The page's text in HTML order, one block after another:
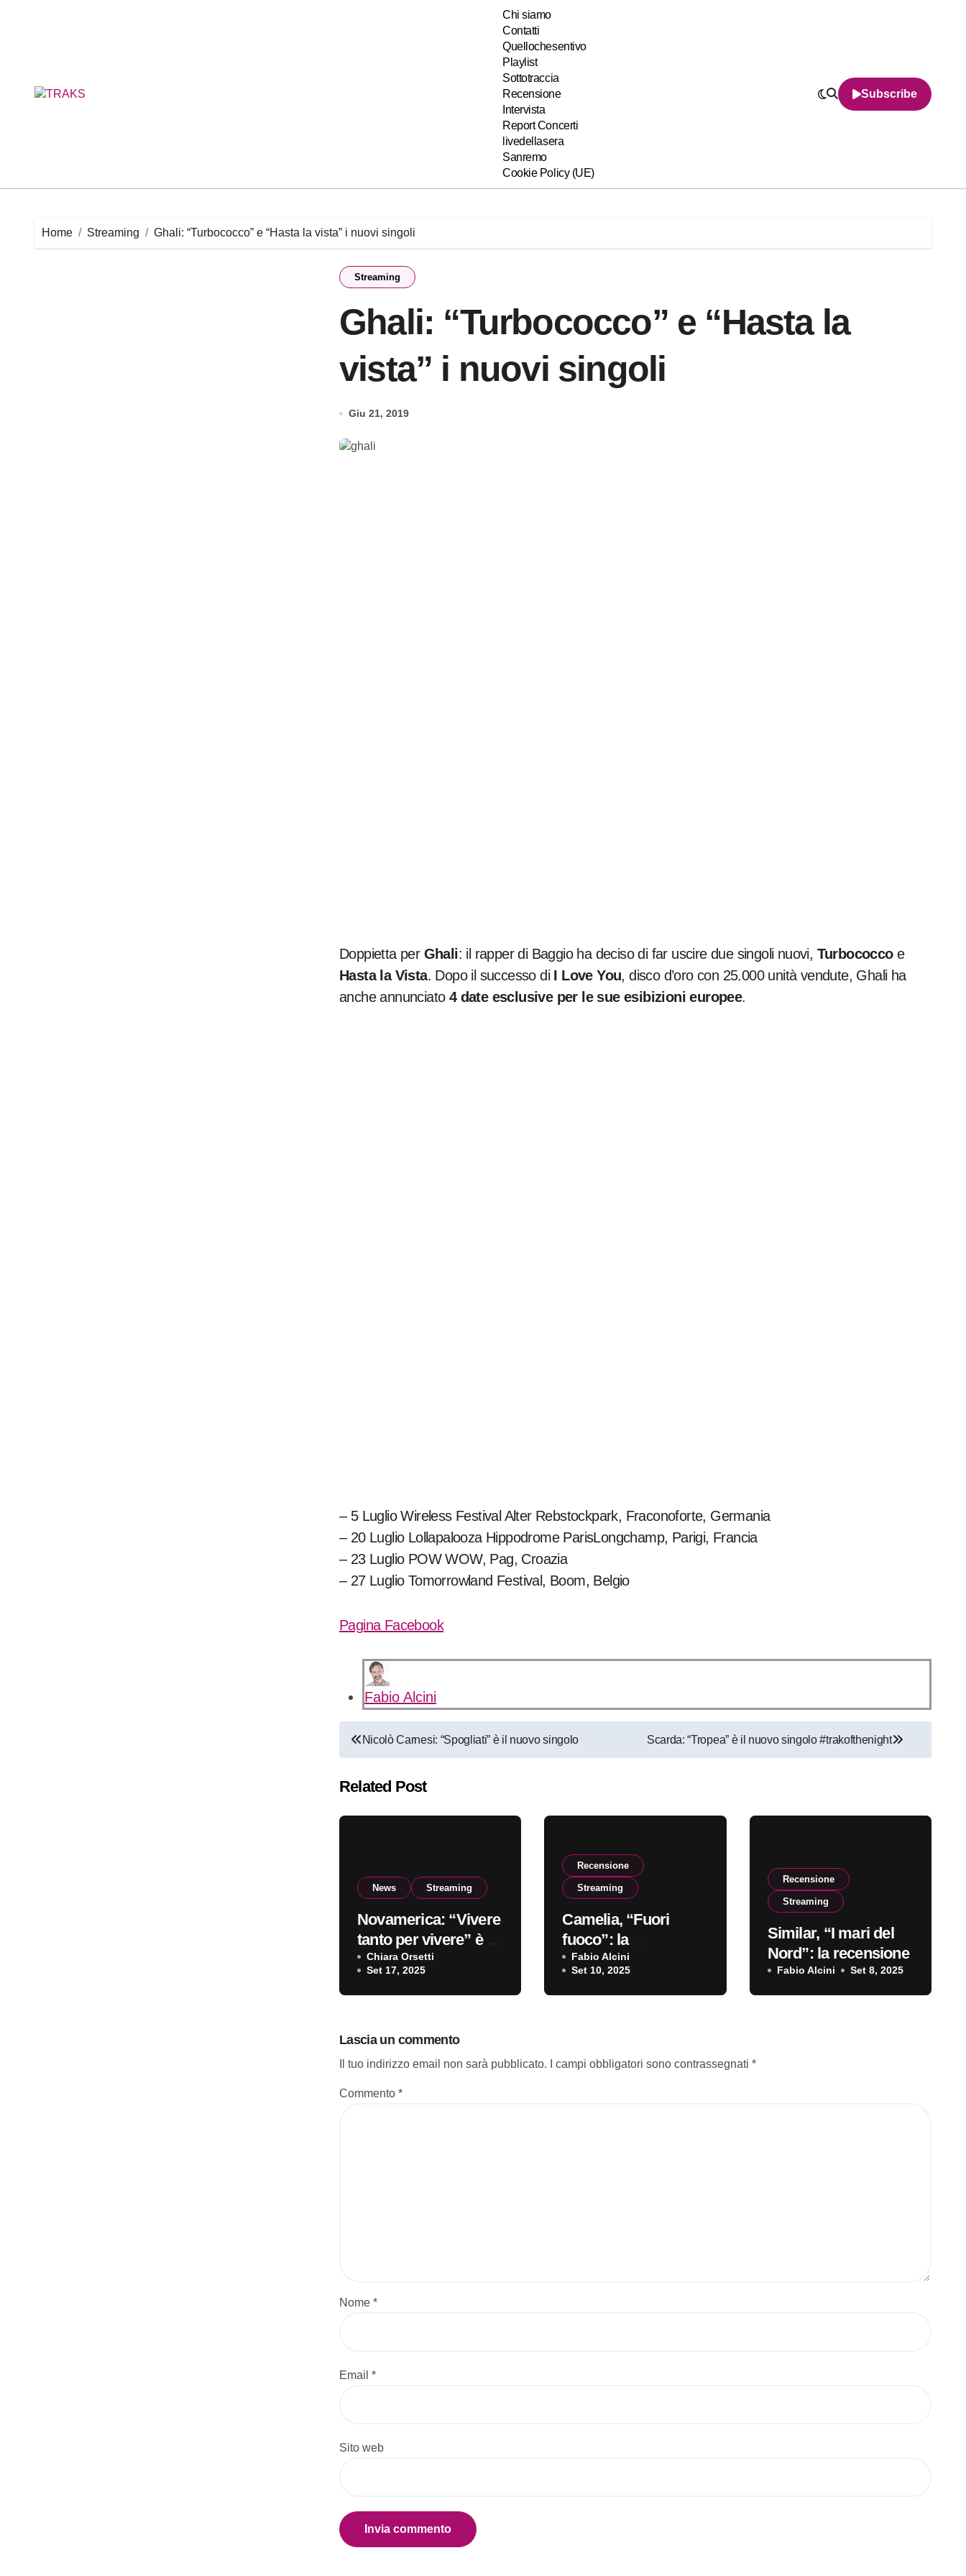
Chi siamo
Contatti
Quellochesentivo
Playlist
Sottotraccia
Recensione
Intervista
Report Concerti
livedellasera
Sanremo
Cookie Policy (UE)
Subscribe
Home Streaming Ghali: “Turbococco” e “Hasta la vista” i nuovi singoli
Streaming
Ghali: “Turbococco” e “Hasta la
vista” i nuovi singoli
Giu 21, 2019
Doppietta per Ghali: il rapper di Baggio ha deciso di far uscire due singoli nuovi, Turbococcoe
Hasta la Vista. Dopo il successo di I Love You, disco d’oro con 25.000 unità vendute, Ghali ha
anche annunciato 4 date esclusive per le sue esibizioni europee.
– 5 Luglio Wireless Festival Alter Rebstockpark, Fraconoforte, Germania
– 20 Luglio Lollapalooza Hippodrome ParisLongchamp, Parigi, Francia
– 23 Luglio POW WOW, Pag, Croazia
– 27 Luglio Tomorrowland Festival, Boom, Belgio
Pagina Facebook
Fabio Alcini
Navigazione
Nicolò Carnesi: “Spogliati” è il nuovo singolo Scarda: “Tropea” è il nuovo singolo #trakofthenight
Related Post
News Streaming
Novamerica: “Vivere
tanto per vivere” è il
nuovo singolo
Chiara Orsetti
Set 17, 2025
Recensione
Streaming
Camelia, “Fuori
fuoco”: la
recensione
Fabio Alcini
Set 10, 2025
Recensione
Streaming
Similar, “I mari del
Nord”: la recensione
Fabio Alcini Set 8, 2025
Lascia un commento
Il tuo indirizzo email non sarà pubblicato. I campi obbligatori sono contrassegnati *
Commento *
Nome *
Email *
Sito web